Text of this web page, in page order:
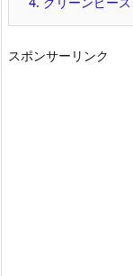
スポンサーリンク